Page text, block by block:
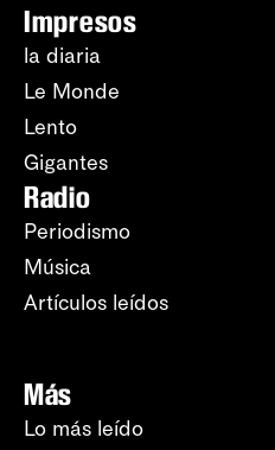
Impresos
la diaria
Le Monde
Lento
Gigantes
Radio
Periodismo
Música
Artículos leídos
Más
Lo más leído